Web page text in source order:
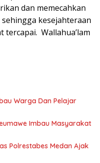
dan memecahkan
kesejahteraan
tercapai. Wallahua’lam
Warga Dan Pelajar
Imbau Masyarakat
Polrestabes Medan Ajak